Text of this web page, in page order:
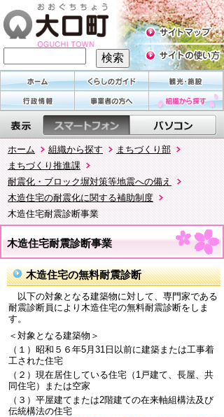
ホーム 組織から探す
まちづくり部
まちづくり推進課
耐震化・ブロック塀対策等地震への備え
木造住宅の耐震化に関する補助制度
木造住宅耐震診断事業
木造住宅耐震診断事業
木造住宅の無料耐震診断
以下の対象となる建築物に対して、専門家である
耐震診断員により木造住宅の無料耐震診断をしま
す。
＜対象となる建築物＞
（１）昭和５６年5月31日以前に建築または工事着
工された住宅
（２）現在居住している住宅（1戸建て、長屋、共
同住宅）または空家
（３）平屋建てまたは2階建ての在来軸組構法及び
伝統構法の住宅